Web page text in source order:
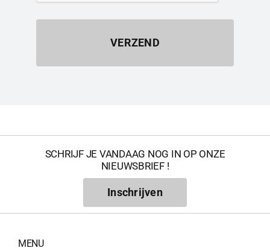
VERZEND
SCHRIJF JE VANDAAG NOG IN OP ONZE
NIEUWSBRIEF !
Inschrijven
MENU